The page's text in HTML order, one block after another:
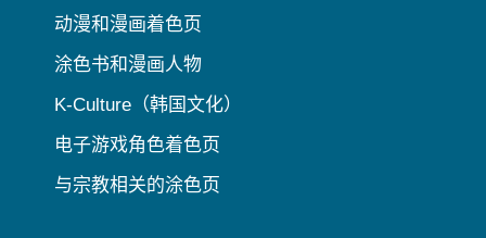
动漫和漫画着色页
涂色书和漫画人物
K-Culture（韩国文化）
电子游戏角色着色页
与宗教相关的涂色页